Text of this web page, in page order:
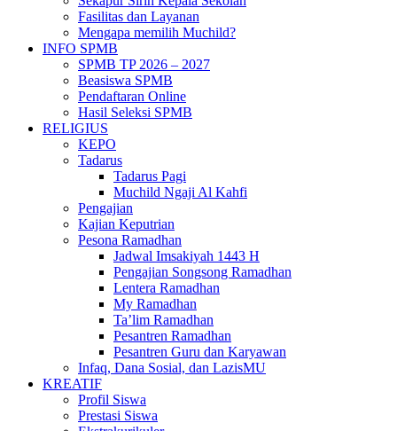
Fasilitas dan Layanan
Mengapa memilih Muchild?
INFO SPMB
SPMB TP 2026 – 2027
Beasiswa SPMB
Pendaftaran Online
Hasil Seleksi SPMB
RELIGIUS
KEPO
Tadarus
Tadarus Pagi
Muchild Ngaji Al Kahfi
Pengajian
Kajian Keputrian
Pesona Ramadhan
Jadwal Imsakiyah 1443 H
Pengajian Songsong Ramadhan
Lentera Ramadhan
My Ramadhan
Ta’lim Ramadhan
Pesantren Ramadhan
Pesantren Guru dan Karyawan
Infaq, Dana Sosial, dan LazisMU
KREATIF
Profil Siswa
Prestasi Siswa